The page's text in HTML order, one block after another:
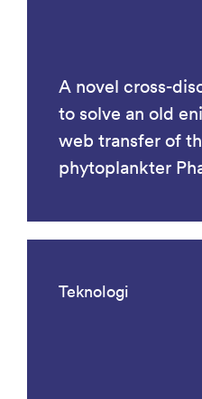
A novel cross-
to solve an old
web transfer of
phytoplankter
Teknologi